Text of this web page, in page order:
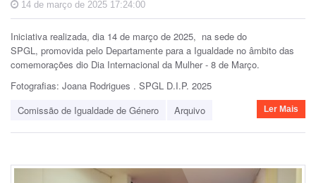
14 de março de 2025 17:24:00
Iniciativa realizada, dia 14 de março de 2025, na sede do
SPGL, promovida pelo Departamente para a Igualdade no âmbito das
comemorações dio Dia Internacional da Mulher - 8 de Março.
Fotografias: Joana Rodrigues . SPGL D.I.P. 2025
Comissão de Igualdade de Género
Arquivo Ler Mais